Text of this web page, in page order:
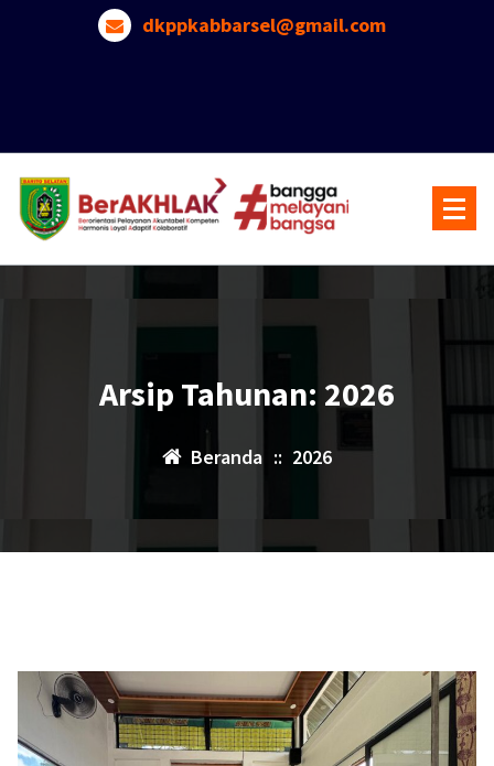
dkppkabbarsel@gmail.com
Arsip Tahunan: 2026
Beranda :: 2026